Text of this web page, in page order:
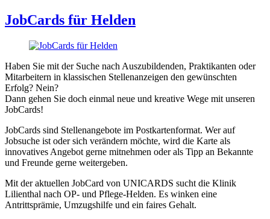
JobCards für Helden
Haben Sie mit der Suche nach Auszubildenden, Praktikanten oder
Mitarbeitern in klassischen Stellenanzeigen den gewünschten
Erfolg? Nein?
Dann gehen Sie doch einmal neue und kreative Wege mit unseren
JobCards!
JobCards sind Stellenangebote im Postkartenformat. Wer auf
Jobsuche ist oder sich verändern möchte, wird die Karte als
innovatives Angebot gerne mitnehmen oder als Tipp an Bekannte
und Freunde gerne weitergeben.
Mit der aktuellen JobCard von UNICARDS sucht die Klinik
Lilienthal nach OP- und Pflege-Helden. Es winken eine
Antrittsprämie, Umzugshilfe und ein faires Gehalt.